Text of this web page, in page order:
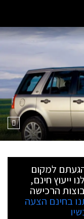
למקום
ייעוץ חינם,
הרכישה
בחינם הצעה